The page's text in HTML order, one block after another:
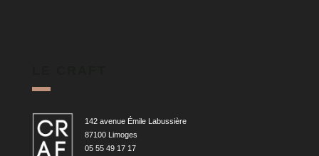
142 avenue Émile Labussière
87100 Limoges
05 55 49 17 17